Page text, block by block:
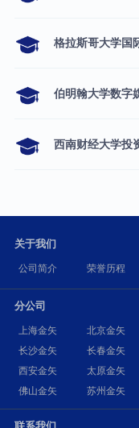
格拉斯哥大学国
伯明翰大学数字
西南财经大学投
关于我们
公司简介 荣誉历程
分公司
上海金矢 北京金矢
长沙金矢
长春金矢
西安金矢
太原金矢
佛山金矢
苏州金矢